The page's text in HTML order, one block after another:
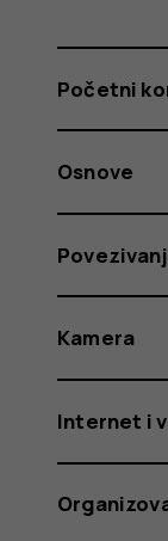
Početni
Osnove
Kamera
Internet i